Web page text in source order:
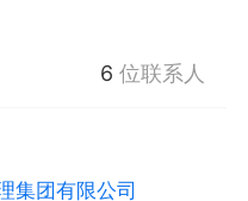
6 位联系人
集团有限公司